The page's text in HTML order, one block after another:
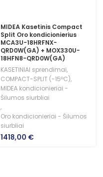
MIDEA Kasetinis Compact
Split Oro kondicionierius
MCA3U-18HRFNX-
QRD0W(GA) + MOX330U-
18HFN8-QRD0W(GA)
KASETINIAI sprendimai,
COMPACT-SPLIT (-15ºC),
MIDEA kondicionieriai -
Šilumos siurbliai
,
Oro kondicionieriai - Šilumos
siurbliai
1418,00 €